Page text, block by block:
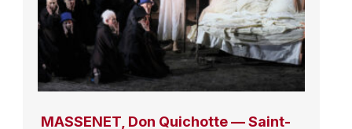
MASSENET, Don Quichotte — Saint-